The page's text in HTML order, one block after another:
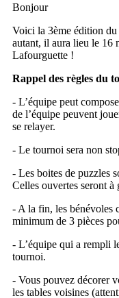
Bonjour
Voici la 3ème édition
autant, il aura lieu le 16
Lafourguette !
Rappel des règles du
- L’équipe peut
de l’équipe peuvent
se relayer.
- Le tournoi sera non
- Les boites de puzzles
Celles ouvertes seront à
- A la fin, les bénévoles
minimum de 3 pièces
- L’équipe qui a rempli
tournoi.
- Vous pouvez décorer
les tables voisines